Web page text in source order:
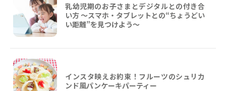
乳幼児期のお子さまとデジタルとの付き合
い方 ～スマホ・タブレットとの“ちょうどい
い距離”を見つけよう〜
インスタ映えお約束！フルーツのシュリカ
ンド風パンケーキパーティー